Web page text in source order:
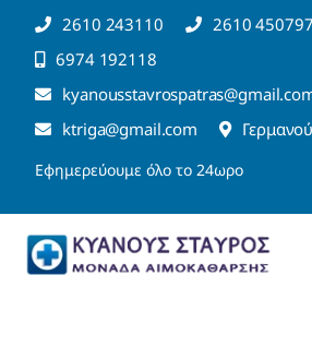
Μετάβαση
στο
περιεχόμενο
2610 243110
2610 450797
6974 192118
ktriga@gmail.com
Εφημερεύουμε όλο το 24ωρο